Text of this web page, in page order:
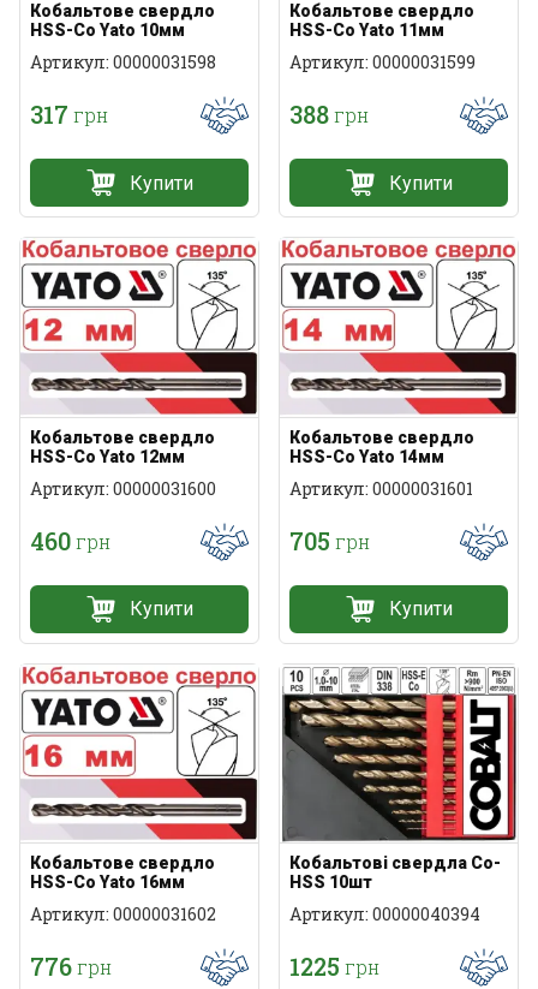
Кобальтове свердло
HSS-Co Yato 10мм
Артикул: 00000031598
317 грн
Купити
Кобальтове свердло
HSS-Co Yato 11мм
Артикул: 00000031599
388грн
Купити
Кобальтове свердло
HSS-Co Yato 12мм
Артикул: 00000031600
460грн
Купити
Кобальтове свердло
HSS-Co Yato 14мм
Артикул: 00000031601
705 грн
Купити
Кобальтове свердло
HSS-Co Yato 16мм
Артикул: 00000031602
776грн
Кобальтові свердла Co-
HSS 10шт
Артикул: 00000040394
1225 грн